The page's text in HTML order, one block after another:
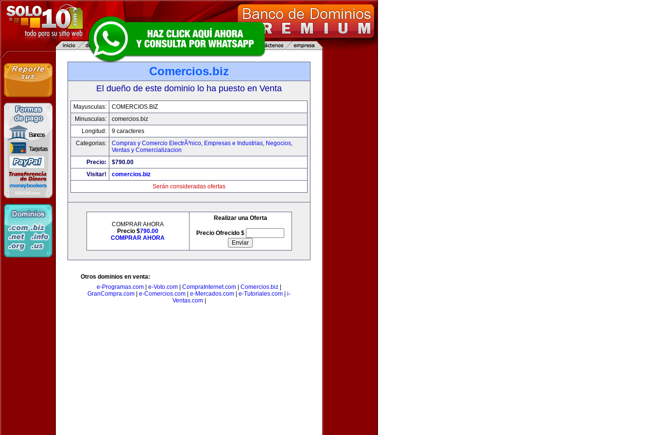
Comercios.biz
El dueño de este dominio lo ha puesto en Venta
Mayusculas:
COMERCIOS.BIZ
Minusculas:
comercios.biz
Longitud:
9 caracteres
Categorias:
Compras y Comercio ElectrÃ³nico, Empresas e Industrias, Negocios,
Ventas y Comercializacion
Precio:
$790.00
Visitar!
comercios.biz
Serán consideradas ofertas
COMPRAR AHORA
Precio $790.00
COMPRAR AHORA
Realizar una Oferta
Precio Ofrecido $
Otros dominios en venta:
e-Programas.com
e-Voto.com CompraInternet.com Comercios.biz
GranCompra.com
e-Comercios.com e-Mercados.com e-Tutoriales.com
i-
Ventas.com|